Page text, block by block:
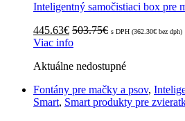
Inteligentný samočistiaci box pre
445.63€ 503.75€ s DPH (362.30€ bez dph)
Viac info
Aktuálne nedostupné
Fontány pre mačky a psov,
Smart, Smart produkty pre